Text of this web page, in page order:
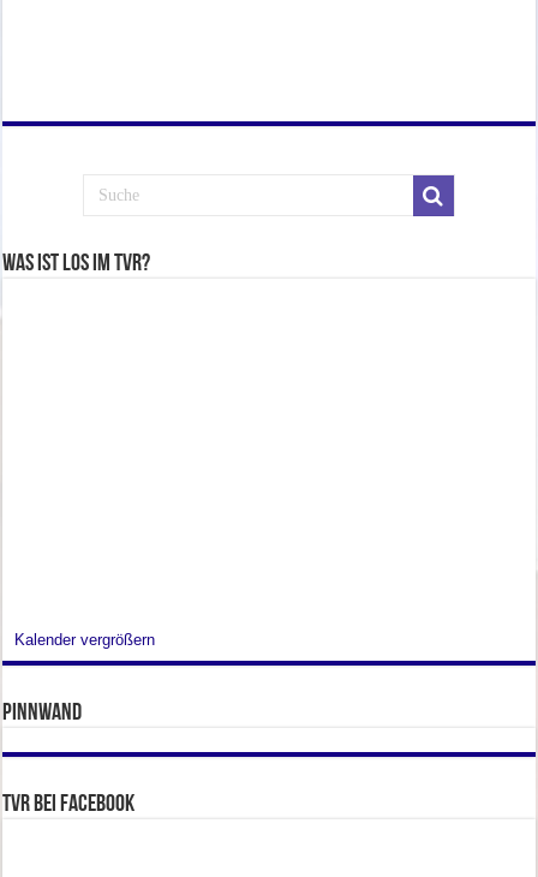
Was ist los im TVR?
Kalender vergrößern
Pinnwand
TVR bei facebook